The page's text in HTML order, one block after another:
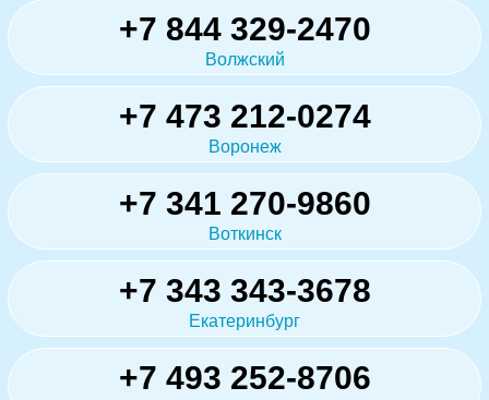
+7 844 329-2470
Волжский
+7 473 212-0274
Воронеж
+7 341 270-9860
Воткинск
+7 343 343-3678
Екатеринбург
+7 493 252-8706